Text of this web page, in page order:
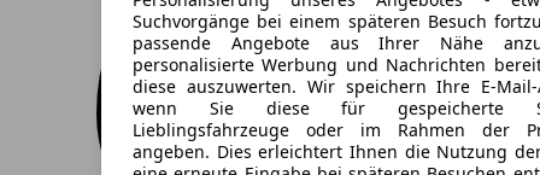
Suchvorgänge bei einem späteren Besuch
passende Angebote aus Ihrer Nähe
personalisierte Werbung und Nachrichten
diese auszuwerten. Wir speichern Ihre E-Mail-
wenn Sie diese für gespeicherte
Lieblingsfahrzeuge oder im Rahmen der
angeben. Dies erleichtert Ihnen die Nutzung